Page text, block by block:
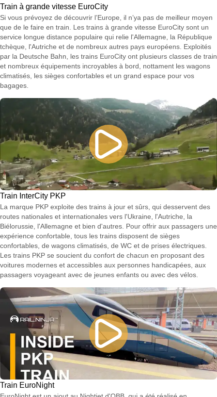
Train à grande vitesse EuroCity
Si vous prévoyez de découvrir l’Europe, il n’ya pas de meilleur moyen
que de le faire en train. Les trains à grande vitesse EuroCity sont un
service longue distance populaire qui relie l'Allemagne, la République
tchèque, l'Autriche et de nombreux autres pays européens. Exploités
par la Deutsche Bahn, les trains EuroCity ont plusieurs classes de train
et nombreux équipements incroyables à bord, nottament les wagons
climatisés, les sièges confortables et un grand espace pour vos
bagages.
Train InterCity PKP
La marque PKP exploite des trains à jour et sûrs, qui desservent des
routes nationales et internationales vers l'Ukraine, l'Autriche, la
Biélorussie, l'Allemagne et bien d'autres. Pour offrir aux passagers une
expérience confortable, tous les trains disposent de sièges
confortables, de wagons climatisés, de WC et de prises électriques.
Les trains PKP se soucient du confort de chacun en proposant des
voitures modernes et accessibles aux personnes handicapées, aux
passagers voyageant avec de jeunes enfants ou avec des vélos.
Train EuroNight